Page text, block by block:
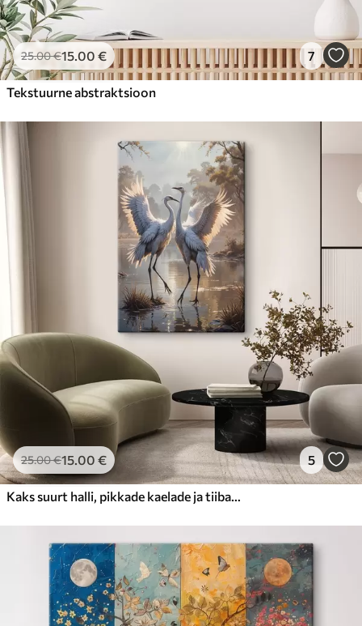
25.00€15.00 € 7
Tekstuurne abstraktsioon
25.00€15.00 € 5
Kaks suurt halli, pikkade kaelade ja tiibadega kraanat, mis seisavad puudest ümbritsetud udujärves